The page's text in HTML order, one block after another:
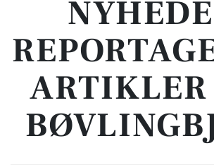
ARTIKLER